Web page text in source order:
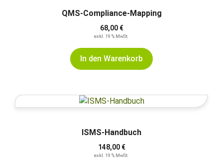
QMS-Compliance-Mapping
68,00 €
exkl. 19 % MwSt.
In den Warenkorb
ISMS-Handbuch
148,00 €
exkl. 19 % MwSt.